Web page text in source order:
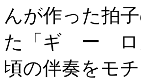
んが作った拍
た「ギ ー ロ
頃の伴奏をモ